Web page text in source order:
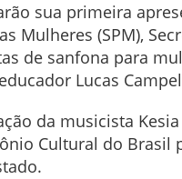
sua primeira
(SPM),
de sanfona para
Lucas
da musicista
Cultural do